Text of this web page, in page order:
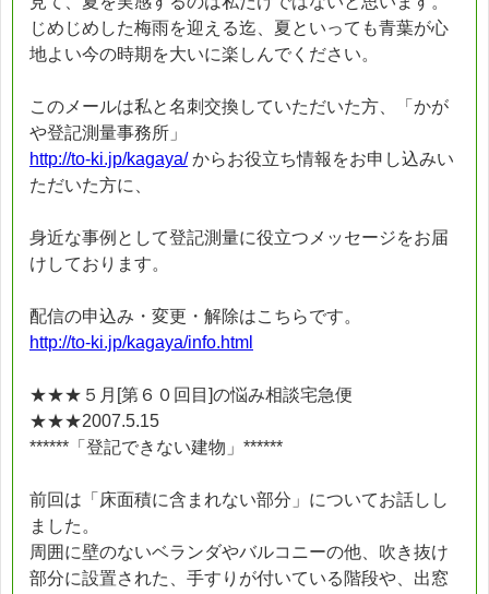
じめじめした梅雨を迎える迄、夏といっても青葉が心
地よい今の時期を大いに楽しんでください。
このメールは私と名刺交換していただいた方、「かが
や登記測量事務所」
http://to-ki.jp/kagaya/からお役立ち情報をお申し込みい
ただいた方に、
身近な事例として登記測量に役立つメッセージをお届
けしております。
配信の申込み・変更・解除はこちらです。
http://to-ki.jp/kagaya/info.html
★★★５月[第６０回目]の悩み相談宅急便
★★★2007.5.15
******「登記できない建物」******
前回は「床面積に含まれない部分」についてお話しし
ました。
周囲に壁のないベランダやバルコニーの他、吹き抜け
部分に設置された、手すりが付いている階段や、出窓